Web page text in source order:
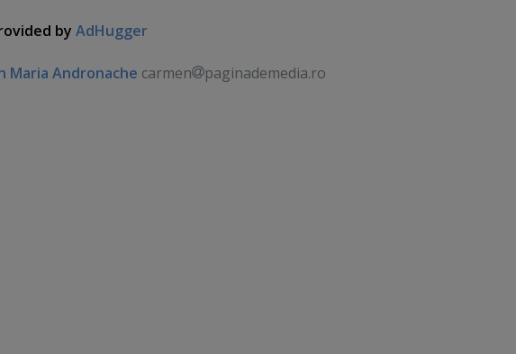
by AdHugger
Maria Andronache carmen paginademedia.ro